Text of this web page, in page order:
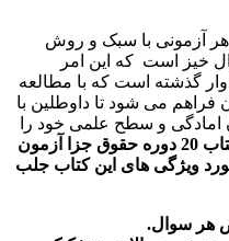
آزمونی با سبک و روش
خیز است که این امر
گذشته است که با مطالعه
فراهم می شود تا داوطلین با
امادگی و سطح علمی خود را
جهت سهولت مراجعه به کتاب 20 دوره حقوق جزا آزمون
ویژگی های این کتاب جلب
هر سوال.